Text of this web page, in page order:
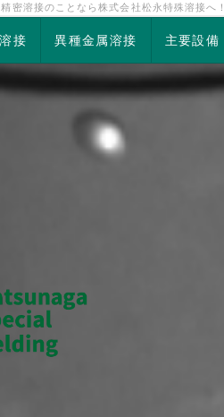
密溶接のことなら株式会社松永特殊溶接へ！
接 異種金属溶接 主要設備